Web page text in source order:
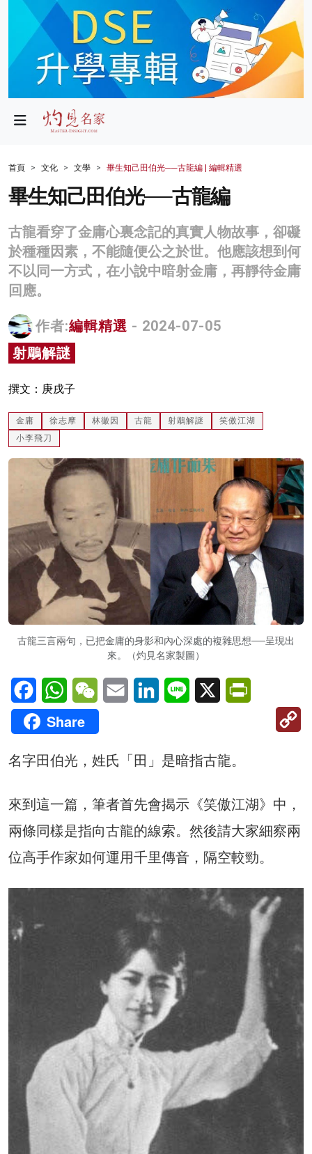
政局
財經
生活
商業
科技
名家榜
灼見活動
關於我們
首頁 文化 文學 畢生知己田伯光──古龍編 | 編輯精選
畢生知己田伯光──古龍編
古龍看穿了金庸心裏念記的真實人物故事，卻礙
於種種因素，不能隨便公之於世。他應該想到何
不以同一方式，在小說中暗射金庸，再靜待金庸
回應。
作者:編輯精選 - 2024-07-05
射鵰解謎
撰文：庚戌子
金庸 徐志摩 林徽因 古龍 射鵰解謎
笑傲江湖
小李飛刀
古龍三言兩句，已把金庸的身影和內心深處的複雜思想──呈現出
來。（灼見名家製圖）
FacebookWhatsAppWeChatEmail LinkedInLine X
Share
名字田伯光，姓氏「田」是暗指古龍。
來到這一篇，筆者首先會揭示《笑傲江湖》中，
兩條同樣是指向古龍的線索。然後請大家細察兩
位高手作家如何運用千里傳音，隔空較勁。